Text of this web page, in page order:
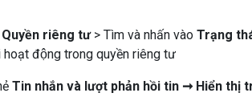
Quyền riêng tư> Tìm và nhấn vào Trạng
Tin nhắn và lượt phản hồi tin ➞ Hiển thị